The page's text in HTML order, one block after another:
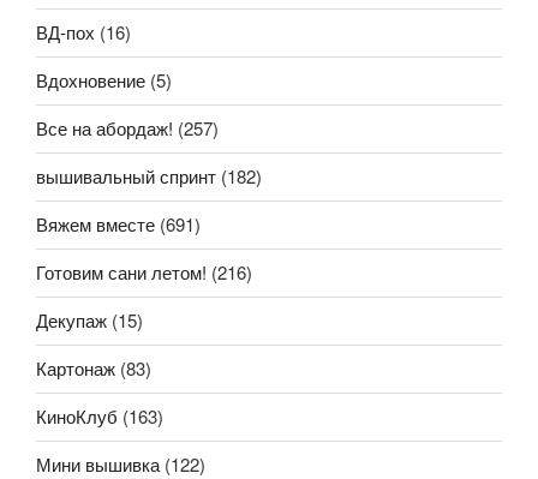
ВД-пох (16)
Вдохновение (5)
Все на абордаж! (257)
вышивальный спринт (182)
Вяжем вместе (691)
Готовим сани летом! (216)
Декупаж (15)
Картонаж (83)
КиноКлуб (163)
Мини вышивка(122)